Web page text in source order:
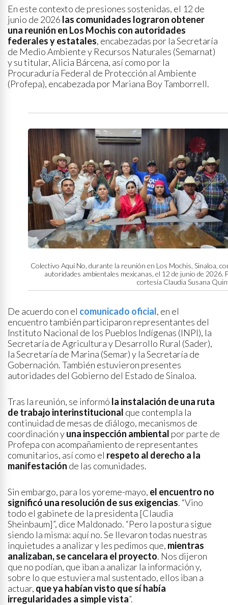
En este contexto de presiones sostenidas, el 12 de
junio de 2026 las comunidades lograron obtener
una reunión en Los Mochis con autoridades
federales y estatales, encabezadas por la Secretaría
de Medio Ambiente y Recursos Naturales (Semarnat)
y su titular, Alicia Bárcena, así como por la
Procuraduría Federal de Protección al Ambiente
(Profepa), encabezada por Mariana Boy Tamborrell.
Colectivo Aquí No, durante la reunión en Los Mochis, Sinaloa,
autoridades ambientales mexicanas, el 12 de junio de 2026.
cortesía Claudia Susana
De acuerdo con el comunicado oficial, en el
encuentro también participaron representantes del
Instituto Nacional de los Pueblos Indígenas (INPI), la
Secretaría de Agricultura y Desarrollo Rural (Sader),
la Secretaría de Marina (Semar) y la Secretaría de
Gobernación. También estuvieron presentes
autoridades del Gobierno del Estado de Sinaloa.
Tras la reunión, se informó la instalación de una ruta
de trabajo interinstitucional que contempla la
continuidad de mesas de diálogo, mecanismos de
coordinación yuna inspección ambiental por parte de
Profepa con acompañamiento de representantes
comunitarios, así como el respeto al derecho a la
manifestación de las comunidades.
Sin embargo, para los yoreme-mayo, el encuentro no
significó una resolución de sus exigencias. “Vino
todo el gabinete de la presidenta [Claudia
Sheinbaum]”, dice Maldonado. “Pero la postura sigue
siendo la misma: aquí no. Se llevaron todas nuestras
inquietudes a analizar y les pedimos que, mientras
analizaban, se cancelara el proyecto. Nos dijeron
que no podían, que iban a analizar la información y,
sobre lo que estuviera mal sustentado, ellos iban a
actuar, que ya habían visto que sí había
irregularidades a simple vista”.